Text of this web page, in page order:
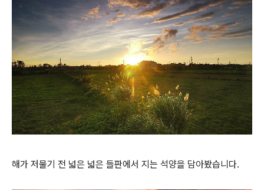
해가 저물기 전 넓은 넓은 들판에서 지는 석양을 담아봤습니다.